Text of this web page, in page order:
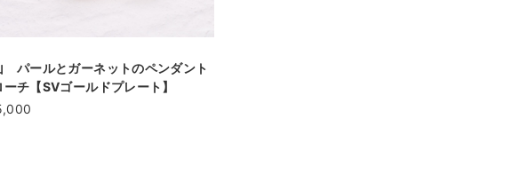
パールとガーネットのペンダント
ーチ【SVゴールドプレート】